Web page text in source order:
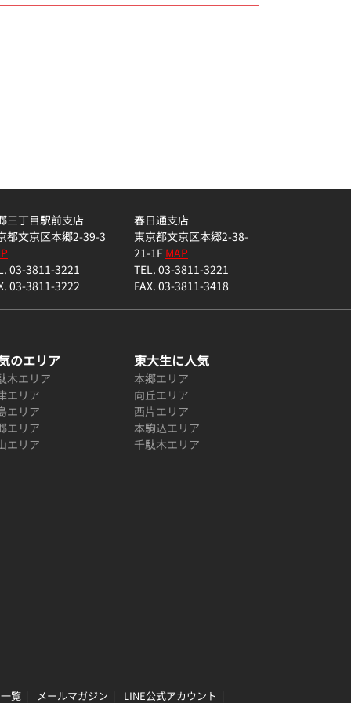
三丁目駅前支店
都文京区本郷2-39-3
03-3811-3221
03-3811-3222
春日通支店
東京都文京区本郷2-38-
21-1FMAP
TEL. 03-3811-3221
FAX. 03-3811-3418
のエリア
木エリア
エリア
エリア
エリア
エリア
東大生に人気
本郷エリア
向丘エリア
西片エリア
本駒込エリア
千駄木エリア
覧 メールマガジン LINE公式アカウント